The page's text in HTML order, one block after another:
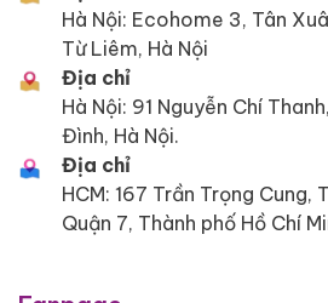
Hà Nội: Ecohome 3, Tân
Từ Liêm, Hà Nội
Địa chỉ
Hà Nội: 91 Nguyễn Chí
Đình, Hà Nội.
Địa chỉ
HCM: 167 Trần Trọng Cung,
Quận 7, Thành phố Hồ Chí